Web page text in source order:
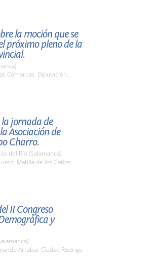
la moción que se
próximo pleno de la
Comarcas. Diputación.
la jornada de
Asociación de
Charro.
del Río (Salamanca)
Matilla de los Caños.
II Congreso
y
Arrabal. Ciudad Rodrigo